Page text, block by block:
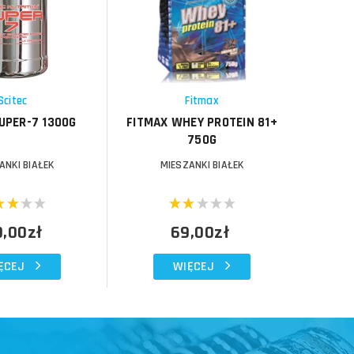
7 1300G
BIAŁEK
Fitmax
FITMAX WHEY PROTEIN 81+
750G
MIESZANKI BIAŁEK
69,00zł
WIĘCEJ